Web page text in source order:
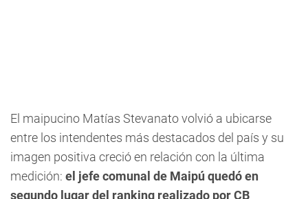
El maipucino Matías Stevanato volvió a ubicarse
entre los intendentes más destacados del país y su
imagen positiva creció en relación con la última
medición: el jefe comunal de Maipú quedó en
segundo lugar del ranking realizado por CB